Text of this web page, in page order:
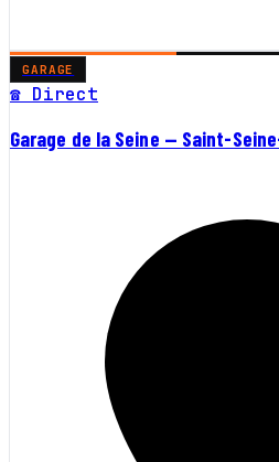
GARAGE
☎ Direct
Garage de la Seine — Saint-